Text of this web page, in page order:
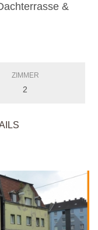
&
ZIMMER
2